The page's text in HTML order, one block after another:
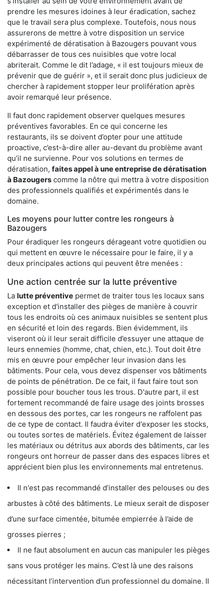
prendre les mesures idoines à leur éradication, sachez
que le travail sera plus complexe. Toutefois, nous nous
assurerons de mettre à votre disposition un service
expérimenté de dératisation à Bazougers pouvant vous
débarrasser de tous ces nuisibles que votre local
abriterait. Comme le dit l’adage, « il est toujours mieux de
prévenir que de guérir », et il serait donc plus judicieux de
chercher à rapidement stopper leur prolifération après
avoir remarqué leur présence.
Il faut donc rapidement observer quelques mesures
préventives favorables. En ce qui concerne les
restaurants, ils se doivent d’opter pour une attitude
proactive, c’est-à-dire aller au-devant du problème avant
qu’il ne survienne. Pour vos solutions en termes de
dératisation, faites appel à une entreprise de dératisation
à Bazougers comme la nôtre qui mettra à votre disposition
des professionnels qualifiés et expérimentés dans le
domaine.
Les moyens pour lutter contre les rongeurs à
Bazougers
Pour éradiquer les rongeurs dérageant votre quotidien ou
qui mettent en œuvre le nécessaire pour le faire, il y a
deux principales actions qui peuvent être menées :
Une action centrée sur la lutte préventive
La lutte préventive permet de traiter tous les locaux sans
exception et d'installer des pièges de manière à couvrir
tous les endroits où ces animaux nuisibles se sentent plus
en sécurité et loin des regards. Bien évidemment, ils
viseront où il leur serait difficile d’essuyer une attaque de
leurs ennemies (homme, chat, chien, etc.). Tout doit être
mis en œuvre pour empêcher leur invasion dans les
bâtiments. Pour cela, vous devez dispenser vos bâtiments
de points de pénétration. De ce fait, il faut faire tout son
possible pour boucher tous les trous. D'autre part, il est
fortement recommandé de faire usage des joints brosses
en dessous des portes, car les rongeurs ne raffolent pas
de ce type de contact. Il faudra éviter d'exposer les stocks,
ou toutes sortes de matériels. Évitez également de laisser
les matériaux ou détritus aux abords des bâtiments, car les
rongeurs ont horreur de passer dans des espaces libres et
apprécient bien plus les environnements mal entretenus.
Il n'est pas recommandé d’installer des pelouses ou des
arbustes à côté des bâtiments. Le mieux serait de disposer
d’une surface cimentée, bitumée empierrée à l’aide de
grosses pierres ;
Il ne faut absolument en aucun cas manipuler les pièges
sans vous protéger les mains. C’est là une des raisons
nécessitant l’intervention d’un professionnel du domaine. Il